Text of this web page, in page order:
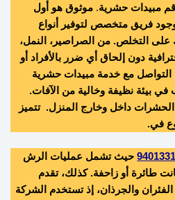
مبيدات حشرية. موثوق هو أول
فريق متخصص لتوفير أنواع
على التخلص. من الصراصير، النمل،
دون إلحاق أي ضرر بالأفراد أو
التواصل مع خدمة مبيدات حشرية
بيئة نظيفة وخالية من الآفات.
الحشرات داخل وخارج المنزل. تتميز
في.
حيث تشمل عمليات الرش
طائرة أو زاحفة. كذلك، تقدم
والجرذان، إذ تستخدم الشركة